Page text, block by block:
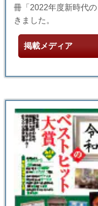
冊「2022年度新時代
きました。
掲載メディア